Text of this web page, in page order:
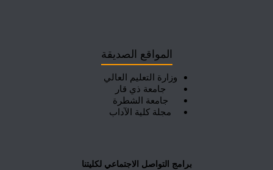
المواقع الصديقة
وزارة التعليم العالي
جامعة ذي قار
جامعة الشطرة
مجلة كلية الآداب
برامج التواصل الاجتماعي لكليتنا